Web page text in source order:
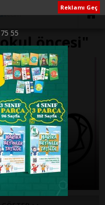
Reklamı Geç
55
öncesi"